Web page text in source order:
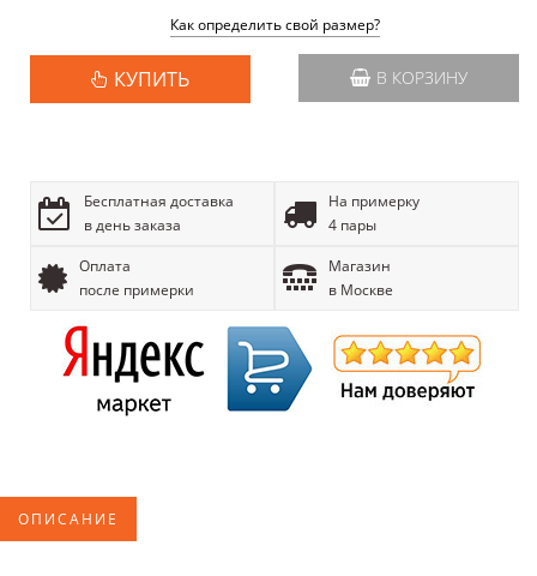
Как определить свой размер?
КУПИТЬ В КОРЗИНУ
Бесплатная доставка
в день заказа
На примерку
4 пары
Оплата
после примерки
Магазин
в Москве
ОПИСАНИЕ